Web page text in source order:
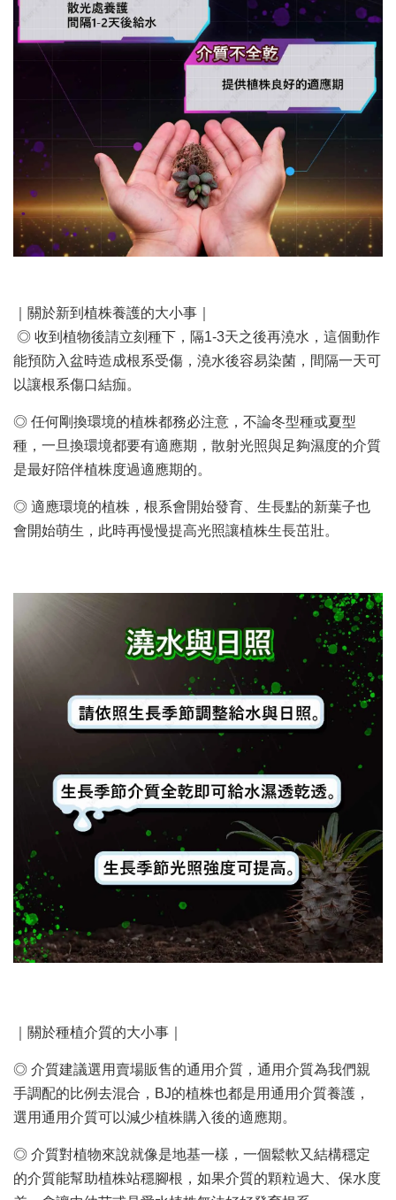
｜關於新到植株養護的大小事｜
◎ 收到植物後請立刻種下，隔1-3天之後再澆水，這個動作
能預防入盆時造成根系受傷，澆水後容易染菌，間隔一天可
以讓根系傷口結痂。
◎ 任何剛換環境的植株都務必注意，不論冬型種或夏型
種，一旦換環境都要有適應期，散射光照與足夠濕度的介質
是最好陪伴植株度過適應期的。
◎ 適應環境的植株，根系會開始發育、生長點的新葉子也
會開始萌生，此時再慢慢提高光照讓植株生長茁壯。
｜關於種植介質的大小事｜
◎ 介質建議選用賣場販售的通用介質，通用介質為我們親
手調配的比例去混合，BJ的植株也都是用通用介質養護，
選用通用介質可以減少植株購入後的適應期。
◎ 介質對植物來說就像是地基一樣，一個鬆軟又結構穩定
的介質能幫助植株站穩腳根，如果介質的顆粒過大、保水度